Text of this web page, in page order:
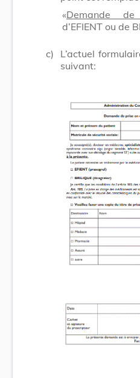
«Demande
d’EFIENT ou de
c)
L’actuel
suivant: